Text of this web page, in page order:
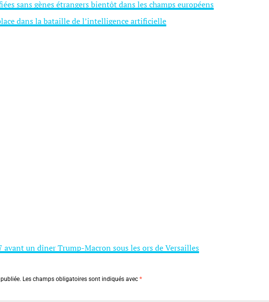
sans gènes étrangers bientôt dans les champs européens
dans la bataille de l’intelligence artificielle
avant un dîner Trump-Macron sous les ors de Versailles
Les champs obligatoires sont indiqués avec *